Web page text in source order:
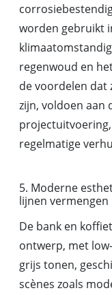
worden gebruikt
regenwoud en
de voordelen dat
zijn, voldoen aan
regelmatige
5. Moderne
lijnen
De bank en
ontwerp, met
grijs tonen,
scènes zoals